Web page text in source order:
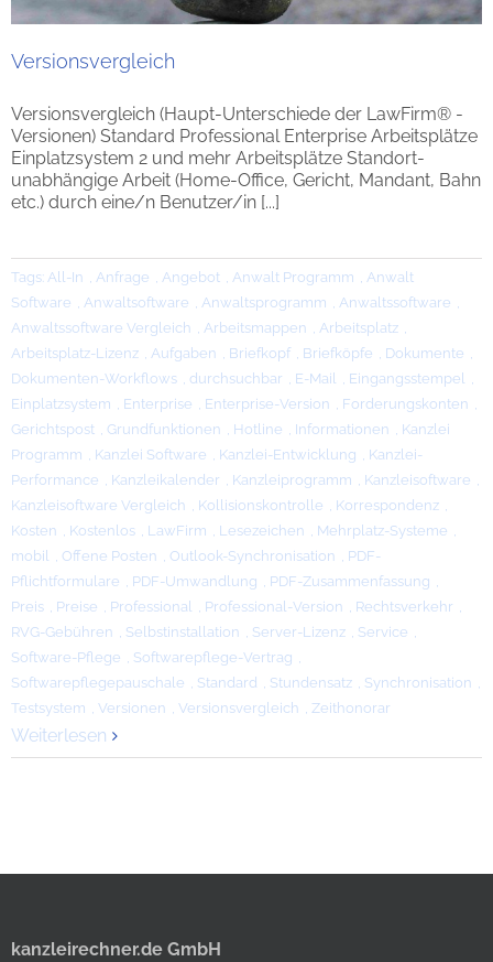
Versionsvergleich
Versionsvergleich (Haupt-Unterschiede der LawFirm® -
Versionen) Standard Professional Enterprise Arbeitsplätze
Einplatzsystem 2 und mehr Arbeitsplätze Standort-
unabhängige Arbeit (Home-Office, Gericht, Mandant, Bahn
etc.) durch eine/n Benutzer/in [...]
Tags: All-In , Anfrage , Angebot , Anwalt Programm , Anwalt
Software , Anwaltsoftware , Anwaltsprogramm , Anwaltssoftware ,
Anwaltssoftware Vergleich , Arbeitsmappen , Arbeitsplatz ,
Arbeitsplatz-Lizenz , Aufgaben , Briefkopf , Briefköpfe , Dokumente ,
Dokumenten-Workflows , durchsuchbar , E-Mail , Eingangsstempel ,
Einplatzsystem , Enterprise , Enterprise-Version , Forderungskonten ,
Gerichtspost , Grundfunktionen , Hotline , Informationen , Kanzlei
Programm , Kanzlei Software , Kanzlei-Entwicklung , Kanzlei-
Performance , Kanzleikalender , Kanzleiprogramm , Kanzleisoftware ,
Kanzleisoftware Vergleich , Kollisionskontrolle , Korrespondenz ,
Kosten , Kostenlos , LawFirm , Lesezeichen , Mehrplatz-Systeme ,
mobil , Offene Posten , Outlook-Synchronisation , PDF-
Pflichtformulare , PDF-Umwandlung , PDF-Zusammenfassung ,
Preis , Preise , Professional , Professional-Version , Rechtsverkehr ,
RVG-Gebühren , Selbstinstallation , Server-Lizenz , Service ,
Software-Pflege , Softwarepflege-Vertrag ,
Softwarepflegepauschale , Standard , Stundensatz , Synchronisation ,
Testsystem , Versionen , Versionsvergleich , Zeithonorar
Weiterlesen
kanzleirechner.de GmbH